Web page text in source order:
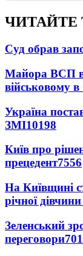
ЧИТАЙТЕ
Суд обрав
Майора ВСП
військовому
Україна
ЗМІ10198
Київ про
прецедент7556
На Київщині
річної дівчини
Зеленський
переговори